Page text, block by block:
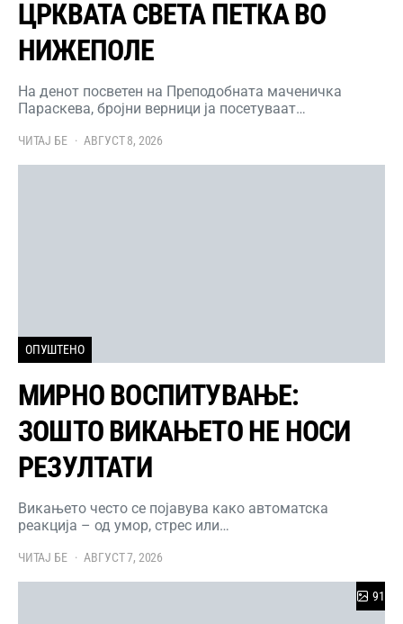
ЦРКВАТА СВЕТА ПЕТКА ВО
НИЖЕПОЛЕ
На денот посветен на Преподобната маченичка
Параскева, бројни верници ја посетуваат…
ЧИТАЈ БЕ АВГУСТ 8, 2026
ОПУШТЕНО
МИРНО ВОСПИТУВАЊЕ:
ЗОШТО ВИКАЊЕТО НЕ НОСИ
РЕЗУЛТАТИ
Викањето често се појавува како автоматска
реакција – од умор, стрес или…
ЧИТАЈ БЕ АВГУСТ 7, 2026
91